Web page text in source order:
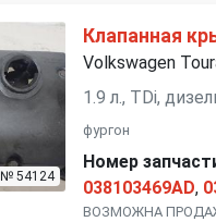
№ 54124
Клапанная
Volkswagen
1.9 л., TDi,
фургон
Номер
038103469AD,
ВОЗМОЖНА